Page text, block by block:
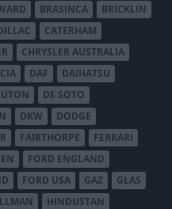
BRASINCA
BRICKLIN
CATERHAM
CHRYSLER AUSTRALIA
DAF
DAIHATSU
DE SOTO
DKW
DODGE
FAIRTHORPE
FERRARI
FORD ENGLAND
FORD USA GAZ
GLAS
HINDUSTAN